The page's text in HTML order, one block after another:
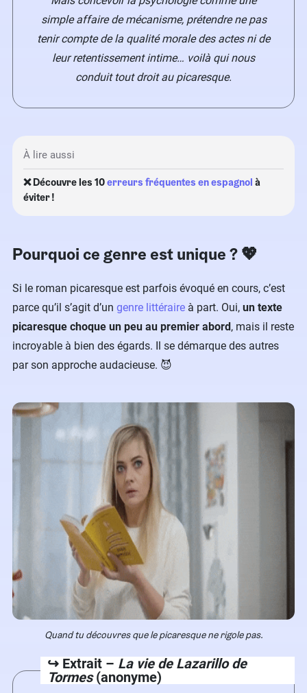
simple affaire de mécanisme, prétendre ne pas
tenir compte de la qualité morale des actes ni de
leur retentissement intime… voilà qui nous
conduit tout droit au picaresque.
À lire aussi
❌ ​Découvre les 10erreurs fréquentes en espagnol à
éviter !
Pourquoi ce genre est unique ? 💖
Si le roman picaresque est parfois évoqué en cours, c’est
parce qu’il s’agit d’un genre littéraire à part. Oui, un texte
picaresque choque un peu au premier abord, mais il reste
incroyable à bien des égards. Il se démarque des autres
par son approche audacieuse. 😈
Quand tu découvres que le picaresque ne rigole pas.
↪️ Extrait – La vie de Lazarillo de
Tormes(anonyme)